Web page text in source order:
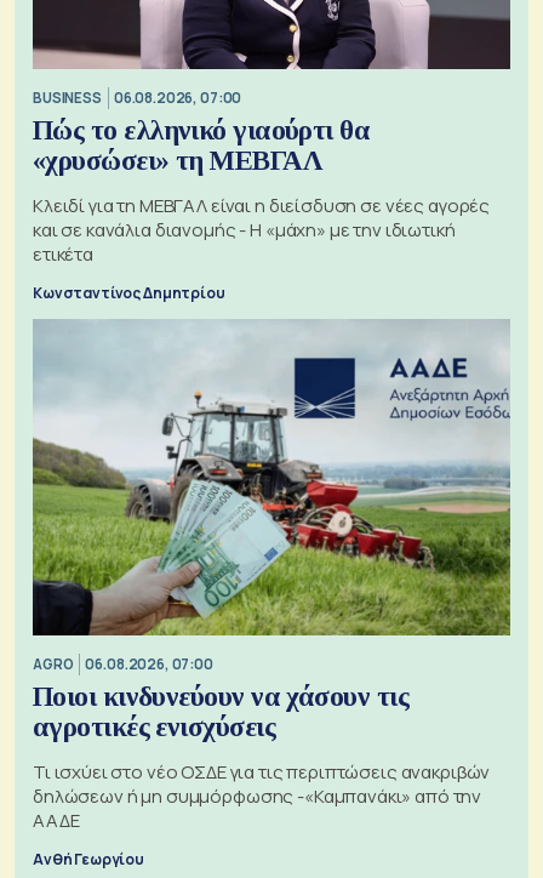
BUSINESS 06.08.2026, 07:00
Πώς το ελληνικό γιαούρτι θα
«χρυσώσει» τη ΜΕΒΓΑΛ
Κλειδί για τη ΜΕΒΓΑΛ είναι η διείσδυση σε νέες αγορές
και σε κανάλια διανομής - Η «μάχη» με την ιδιωτική
ετικέτα
Κωνσταντίνος Δημητρίου
AGRO 06.08.2026, 07:00
Ποιοι κινδυνεύουν να χάσουν τις
αγροτικές ενισχύσεις
Τι ισχύει στο νέο ΟΣΔΕ για τις περιπτώσεις ανακριβών
δηλώσεων ή μη συμμόρφωσης -«Καμπανάκι» από την
ΑΑΔΕ
Ανθή Γεωργίου